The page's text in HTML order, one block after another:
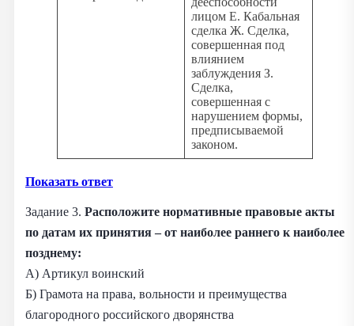
лицом Е. Кабальная
сделка Ж. Сделка,
совершенная под
влиянием
заблуждения З.
Сделка,
совершенная с
нарушением формы,
предписываемой
законом.
Показать ответ
Задание 3. Расположите нормативные правовые акты
по датам их принятия – от наиболее раннего к наиболее
позднему:
А) Артикул воинский
Б) Грамота на права, вольности и преимущества
благородного российского дворянства